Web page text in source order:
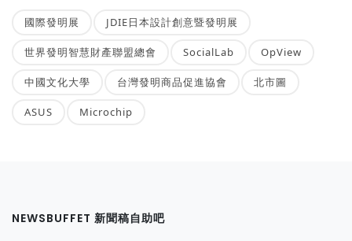
國際發明展 JDIE日本設計創意暨發明展
世界發明智慧財產聯盟總會 SocialLab OpView
中國文化大學 台灣發明商品促進協會 北市圖
ASUS Microchip
NEWSBUFFET 新聞稿自助吧